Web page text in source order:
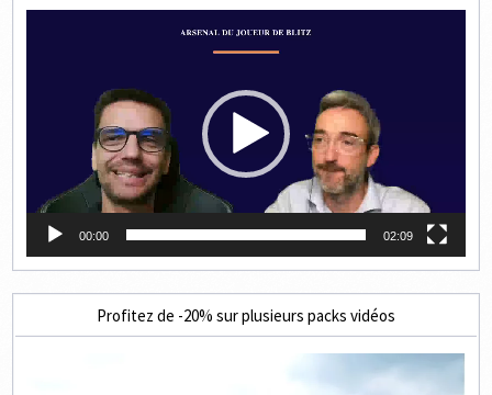
00:00 02:09
Profitez de -20% sur plusieurs packs vidéos